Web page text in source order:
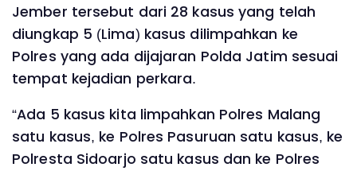
Jember tersebut dari 28 kasus yang telah
diungkap 5 (Lima) kasus dilimpahkan ke
Polres yang ada dijajaran Polda Jatim sesuai
tempat kejadian perkara.
“Ada 5 kasus kita limpahkan Polres Malang
satu kasus, ke Polres Pasuruan satu kasus, ke
Polresta Sidoarjo satu kasus dan ke Polres